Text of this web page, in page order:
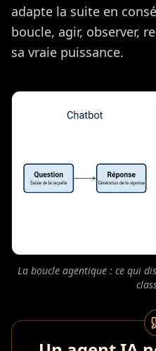
adapte la suite en
boucle, agir, observer,
sa vraie puissance.
La boucle agentique : ce qui